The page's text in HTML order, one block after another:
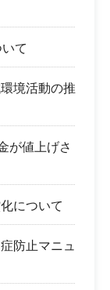
て
境活動の推
が値上げさ
について
防止マニュ